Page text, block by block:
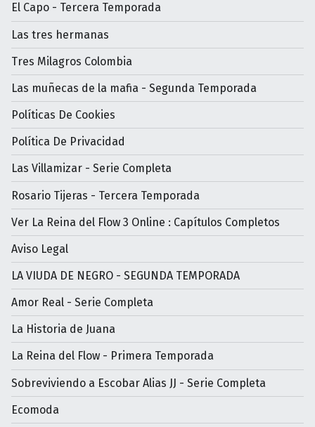
El Capo - Tercera Temporada
Las tres hermanas
Tres Milagros Colombia
Las muñecas de la mafia - Segunda Temporada
Políticas De Cookies
Política De Privacidad
Las Villamizar - Serie Completa
Rosario Tijeras - Tercera Temporada
Ver La Reina del Flow 3 Online : Capítulos Completos
Aviso Legal
LA VIUDA DE NEGRO - SEGUNDA TEMPORADA
Amor Real - Serie Completa
La Historia de Juana
La Reina del Flow - Primera Temporada
Sobreviviendo a Escobar Alias JJ - Serie Completa
Ecomoda